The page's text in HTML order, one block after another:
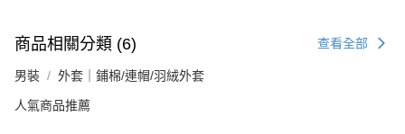
商品相關分類 (6) 查看全部
男裝 外套｜鋪棉/連帽/羽絨外套
人氣商品推薦